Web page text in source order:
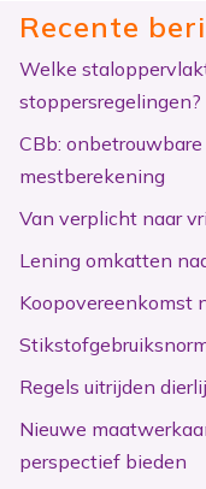
Recente
Welke
stoppersregelingen?
CBb:
mestberekening
Van verplicht naar
Lening omkatten
Koopovereenkomst
Regels uitrijden
Nieuwe
perspectief bieden